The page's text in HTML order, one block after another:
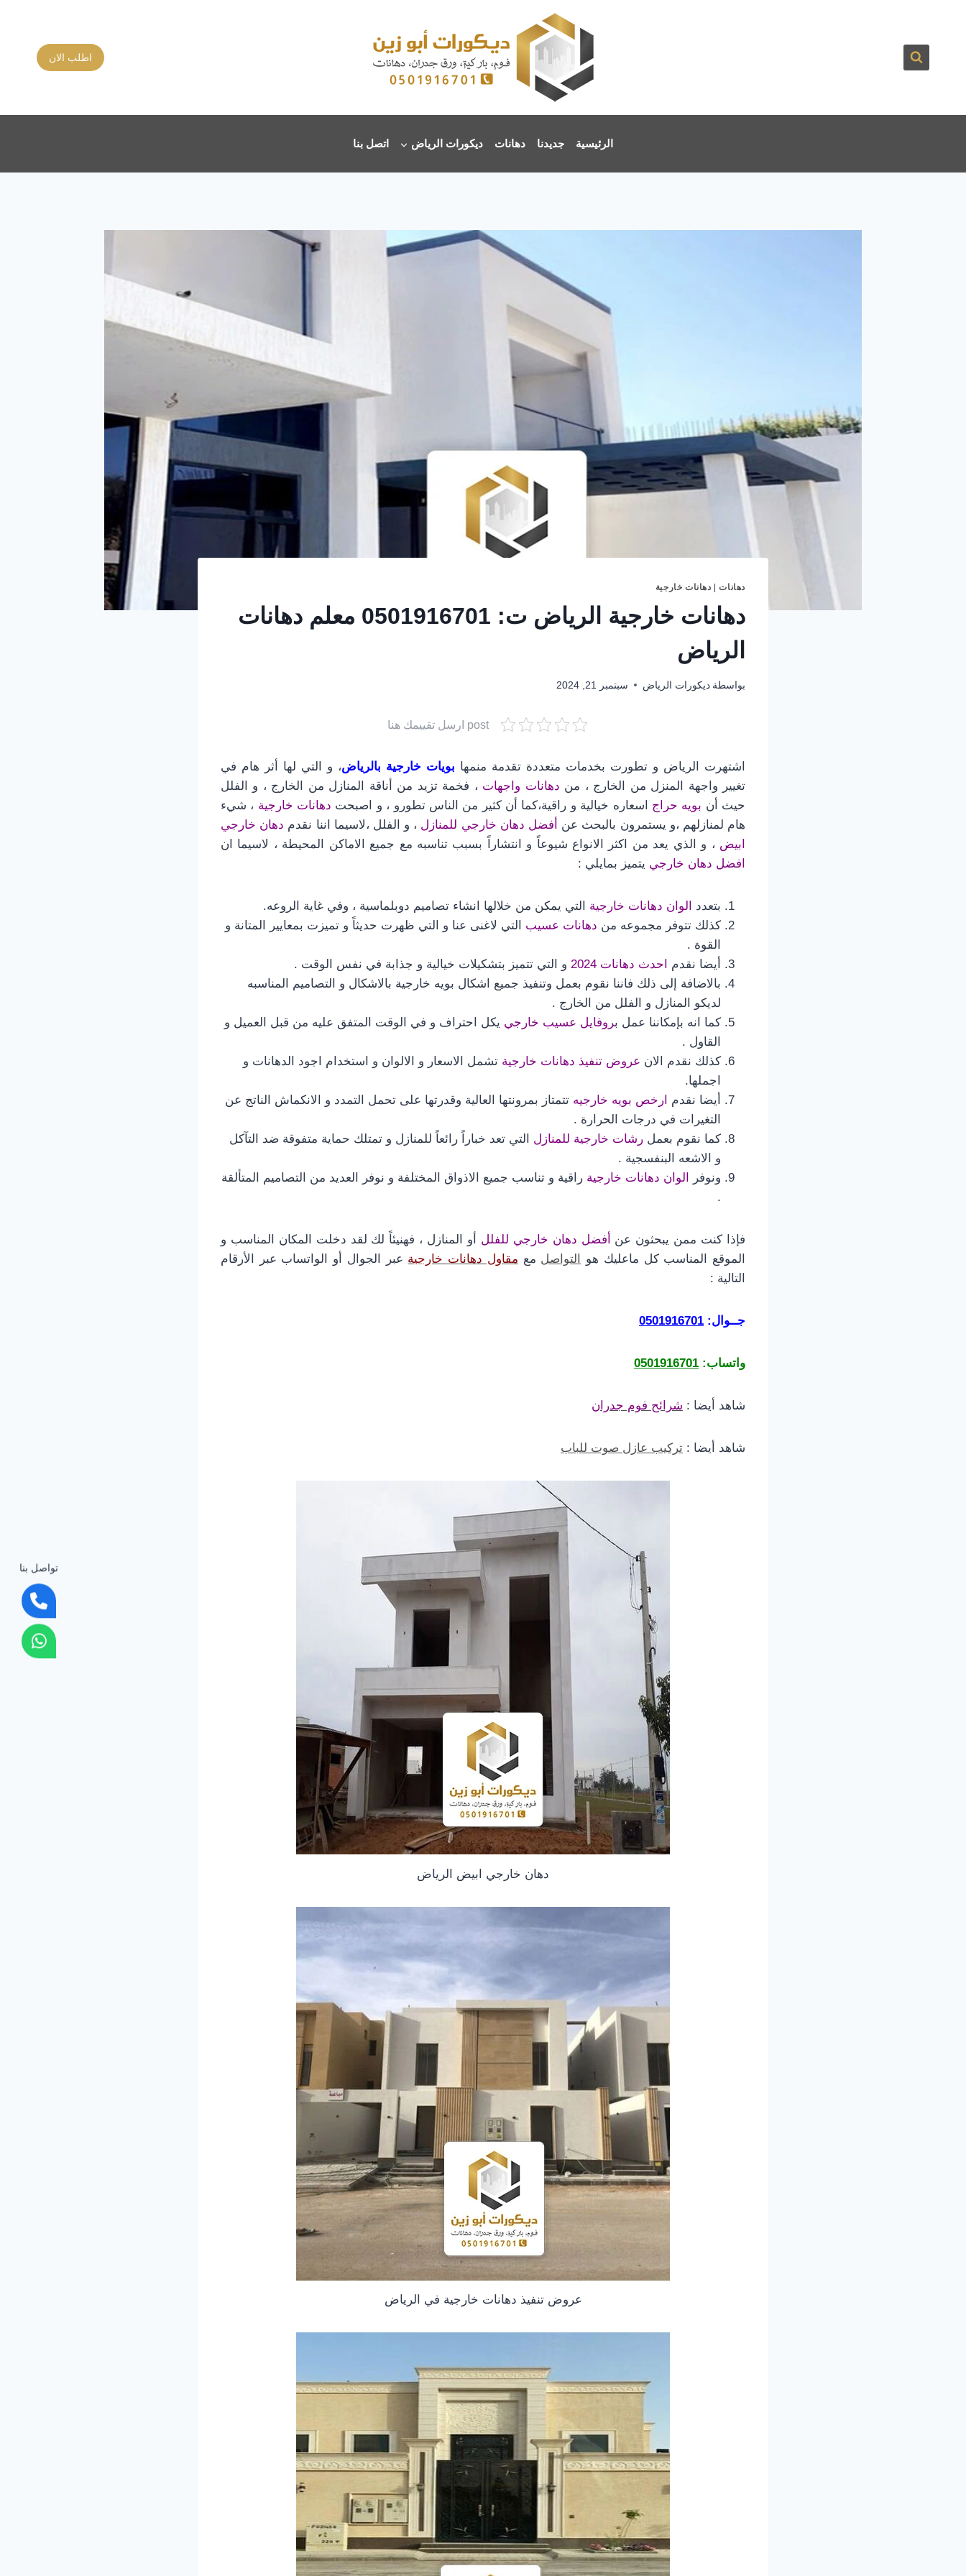
المحتوى
اطلب الان
الرئيسية جديدنا دهانات ديكورات الرياض اتصل بنا
دهانات| دهانات خارجية
دهانات خارجية الرياض ت: 0501916701 معلم دهانات
الرياض
بواسطة ديكورات الرياض سبتمبر 21, 2024
post ارسل تقييمك هنا
اشتهرت الرياض و تطورت بخدمات متعددة تقدمة منمها بويات خارجية بالرياض، و التي لها أثر هام في
تغيير واجهة المنزل من الخارج ، من دهانات واجهات ، فخمة تزيد من أناقة المنازل من الخارج ، و الفلل
حيث أن بويه حراج اسعاره خيالية و راقية،كما أن كثير من الناس تطورو ، و اصبحت دهانات خارجية ، شيء
هام لمنازلهم ،و يستمرون بالبحث عن أفضل دهان خارجي للمنازل ، و الفلل ،لاسيما اننا نقدم دهان خارجي
ابيض ، و الذي يعد من اكثر الانواع شيوعاً و انتشاراً بسبب تناسبه مع جميع الاماكن المحيطة ، لاسيما ان
افضل دهان خارجي يتميز بمايلي :
بتعدد الوان دهانات خارجية التي يمكن من خلالها انشاء تصاميم دوبلماسية ، وفي غاية الروعه.
كذلك تتوفر مجموعه من دهانات عسيب التي لاغنى عنا و التي ظهرت حديثاً و تميزت بمعايير المتانة و
القوة .
أيضا نقدم
احدث دهانات 2024
و التي تتميز بتشكيلات خيالية و جذابة في نفس الوقت .
بالاضافة إلى ذلك فاننا نقوم بعمل وتنفيذ جميع اشكال بويه خارجية بالاشكال و التصاميم المناسبه
لديكو المنازل و الفلل من الخارج .
كما انه بإمكاننا عمل بروفايل عسيب خارجي يكل احتراف و في الوقت المتفق عليه من قبل العميل و
القاول .
كذلك نقدم الان عروض تنفيذ دهانات خارجية تشمل الاسعار و الالوان و استخدام اجود الدهانات و
اجملها.
أيضا نقدم ارخص بويه خارجيه تتمتاز بمرونتها العالية وقدرتها على تحمل التمدد و الانكماش الناتج عن
التغيرات في درجات الحرارة .
كما نقوم بعمل رشات خارجية للمنازل التي تعد خباراً رائعاً للمنازل و تمتلك حماية متفوقة ضد التآكل
و الاشعه البنفسجية .
ونوفر
الوان دهانات خارجية راقية و تناسب جميع الاذواق المختلفة و نوفر العديد من التصاميم المتألقة
.
فإذا كنت ممن يبحثون عن أفضل دهان خارجي للفلل أو المنازل ، فهنيئاً لك لقد دخلت المكان المناسب و
الموقع المناسب كل ماعليك هو
التواصل مع مقاول دهانات خارجية عبر الجوال أو الواتساب عبر الأرقام
التالية :
جــوال: 0501916701
واتساب: 0501916701
شاهد أيضا : شرائح فوم جدران
شاهد أيضا : تركيب عازل صوت للباب
دهان خارجي ابيض الرياض
عروض تنفيذ دهانات خارجية في الرياض
تواصل بنا